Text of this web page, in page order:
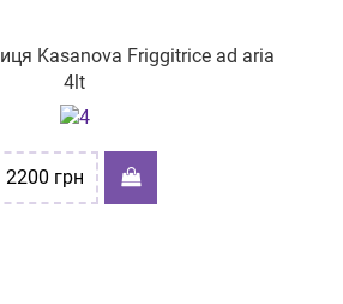
Kasanova Friggitrice ad aria
4lt
2200 грн